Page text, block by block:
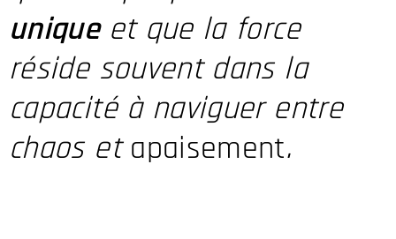
unique et que la force
réside souvent dans la
capacité à naviguer entre
chaos et apaisement.